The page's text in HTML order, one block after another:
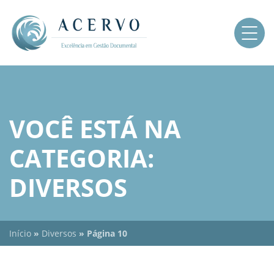
VOCÊ ESTÁ NA
CATEGORIA:
DIVERSOS
Início » Diversos » Página 10